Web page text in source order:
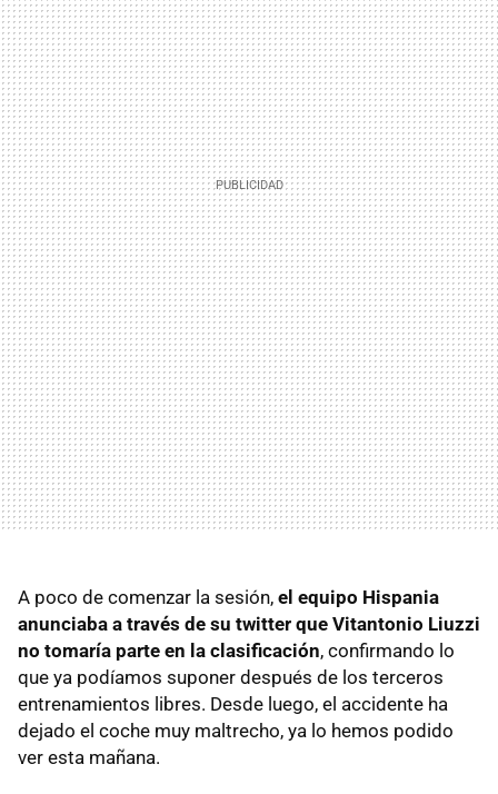
A poco de comenzar la sesión, el equipo Hispania
anunciaba a través de su twitter que Vitantonio Liuzzi
no tomaría parte en la clasificación, confirmando lo
que ya podíamos suponer después de los terceros
entrenamientos libres. Desde luego, el accidente ha
dejado el coche muy maltrecho, ya lo hemos podido
ver esta mañana.